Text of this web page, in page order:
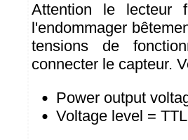
Attention le lecteur
l'endommager
tensions de
connecter le capteur.
Power output
Voltage level =